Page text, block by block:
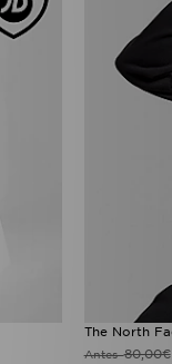
The North
Antes80,00€